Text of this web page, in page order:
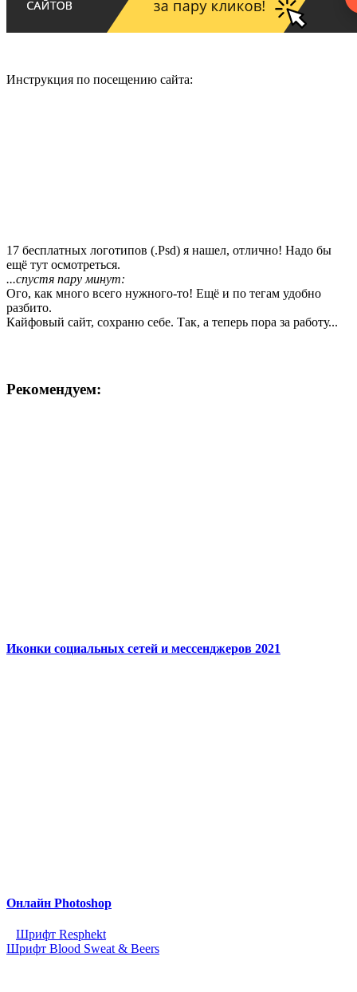
Инструкция по посещению сайта:
17 бесплатных логотипов (.Psd) я нашел, отлично! Надо бы
ещё тут осмотреться.
...спустя пару минут:
Ого, как много всего нужного-то! Ещё и по тегам удобно
разбито.
Кайфовый сайт, сохраню себе. Так, а теперь пора за работу...
Рекомендуем:
Иконки социальных сетей и мессенджеров 2021
Онлайн Photoshop
Шрифт Resphekt
Шрифт Blood Sweat & Beers